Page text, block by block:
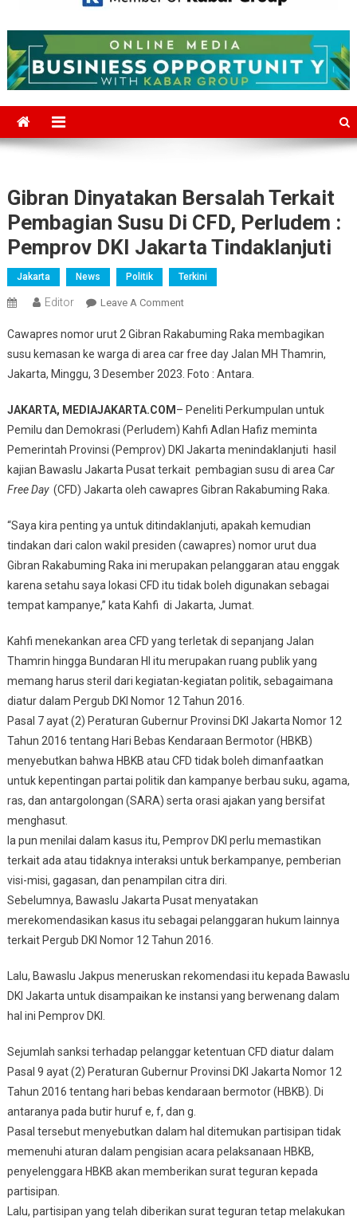
Mediajakarta.com
Gibran Dinyatakan Bersalah Terkait
Pembagian Susu Di CFD, Perludem :
Pemprov DKI Jakarta Tindaklanjuti
Jakarta News Politik Terkini
Editor Leave A CommentOn
Dinyatakan
Bersalah
Terkait
Susu
Di
CFD,
Perludem
:
DKI
Jakarta
Tindaklanjuti
Cawapres nomor urut 2 Gibran Rakabuming Raka membagikan
susu kemasan ke warga di area car free day Jalan MH Thamrin,
Jakarta, Minggu, 3 Desember 2023. Foto : Antara.
JAKARTA, MEDIAJAKARTA.COM – Peneliti Perkumpulan untuk
Pemilu dan Demokrasi (Perludem) Kahfi Adlan Hafiz meminta
Pemerintah Provinsi (Pemprov) DKI Jakarta menindaklanjuti hasil
kajian Bawaslu Jakarta Pusat terkait pembagian susu di area Car
Free Day(CFD) Jakarta oleh cawapres Gibran Rakabuming Raka.
“Saya kira penting ya untuk ditindaklanjuti, apakah kemudian
tindakan dari calon wakil presiden (cawapres) nomor urut dua
Gibran Rakabuming Raka ini merupakan pelanggaran atau enggak
karena setahu saya lokasi CFD itu tidak boleh digunakan sebagai
tempat kampanye,” kata Kahfi di Jakarta, Jumat.
Kahfi menekankan area CFD yang terletak di sepanjang Jalan
Thamrin hingga Bundaran HI itu merupakan ruang publik yang
memang harus steril dari kegiatan-kegiatan politik, sebagaimana
diatur dalam Pergub DKI Nomor 12 Tahun 2016.
Pasal 7 ayat (2) Peraturan Gubernur Provinsi DKI Jakarta Nomor 12
Tahun 2016 tentang Hari Bebas Kendaraan Bermotor (HBKB)
menyebutkan bahwa HBKB atau CFD tidak boleh dimanfaatkan
untuk kepentingan partai politik dan kampanye berbau suku, agama,
ras, dan antargolongan (SARA) serta orasi ajakan yang bersifat
menghasut.
Ia pun menilai dalam kasus itu, Pemprov DKI perlu memastikan
terkait ada atau tidaknya interaksi untuk berkampanye, pemberian
visi-misi, gagasan, dan penampilan citra diri.
Sebelumnya, Bawaslu Jakarta Pusat menyatakan
merekomendasikan kasus itu sebagai pelanggaran hukum lainnya
terkait Pergub DKI Nomor 12 Tahun 2016.
Lalu, Bawaslu Jakpus meneruskan rekomendasi itu kepada Bawaslu
DKI Jakarta untuk disampaikan ke instansi yang berwenang dalam
hal ini Pemprov DKI.
Sejumlah sanksi terhadap pelanggar ketentuan CFD diatur dalam
Pasal 9 ayat (2) Peraturan Gubernur Provinsi DKI Jakarta Nomor 12
Tahun 2016 tentang hari bebas kendaraan bermotor (HBKB). Di
antaranya pada butir huruf e, f, dan g.
Pasal tersebut menyebutkan dalam hal ditemukan partisipan tidak
memenuhi aturan dalam pengisian acara pelaksanaan HBKB,
penyelenggara HBKB akan memberikan surat teguran kepada
partisipan.
Lalu, partisipan yang telah diberikan surat teguran tetap melakukan